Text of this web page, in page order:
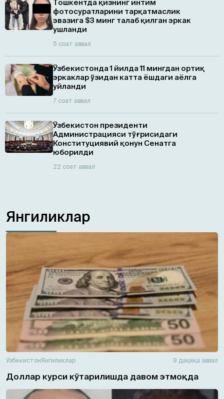
Тошкентда қизнинг интим
фотосуратларини тарқатмаслик
эвазига $3 минг талаб қилган эркак
ушланди
5 соат аввал
Ўзбекистонда 1 йилда 11 мингдан ортиқ
эркаклар ўзидан катта ёшдаги аёлга
уйланди
7 соат аввал
Ўзбекистон президенти
Администрацияси тўғрисидаги
Конституциявий қонун Сенатга
юборилди
22 соат аввал
Янгиликлар
ЎзбекистонЯнгиликлар 9 дақиқа аввал
Доллар курси кўтарилишда давом этмоқда